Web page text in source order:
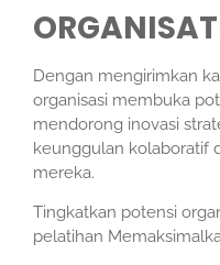
Dengan mengirimkan
organisasi membuka
mendorong inovasi
keunggulan kolaboratif
mereka.
Tingkatkan potensi
pelatihan